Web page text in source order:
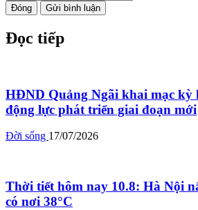
Đóng Gửi bình luận
Đọc tiếp
HĐND Quảng Ngãi khai mạc kỳ
động lực phát triển giai đoạn mới
Đời sống 17/07/2026
Thời tiết hôm nay 10.8: Hà Nội
có nơi 38°C